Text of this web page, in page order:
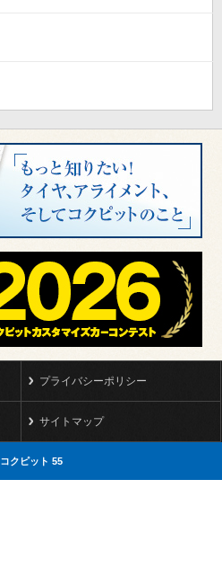
プライバシーポリシー
サイトマップ
コクピット 55